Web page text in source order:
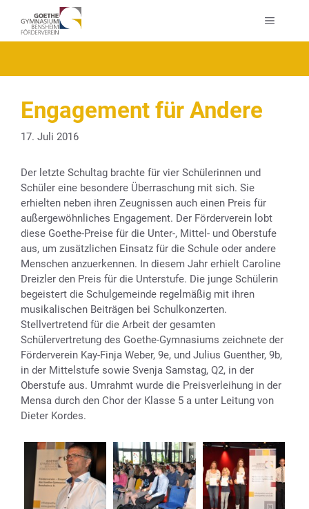
Inhalt
springen
MENÜ
Engagement für Andere
17. Juli 2016
Der letzte Schultag brachte für vier Schülerinnen und
Schüler eine besondere Überraschung mit sich. Sie
erhielten neben ihren Zeugnissen auch einen Preis für
außergewöhnliches Engagement. Der Förderverein lobt
diese Goethe-Preise für die Unter-, Mittel- und Oberstufe
aus, um zusätzlichen Einsatz für die Schule oder andere
Menschen anzuerkennen. In diesem Jahr erhielt Caroline
Dreizler den Preis für die Unterstufe. Die junge Schülerin
begeistert die Schulgemeinde regelmäßig mit ihren
musikalischen Beiträgen bei Schulkonzerten.
Stellvertretend für die Arbeit der gesamten
Schülervertretung des Goethe-Gymnasiums zeichnete der
Förderverein Kay-Finja Weber, 9e, und Julius Guenther, 9b,
in der Mittelstufe sowie Svenja Samstag, Q2, in der
Oberstufe aus. Umrahmt wurde die Preisverleihung in der
Mensa durch den Chor der Klasse 5 a unter Leitung von
Dieter Kordes.